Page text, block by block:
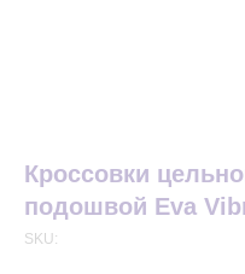
Кроссовки
подошвой Eva
SKU: